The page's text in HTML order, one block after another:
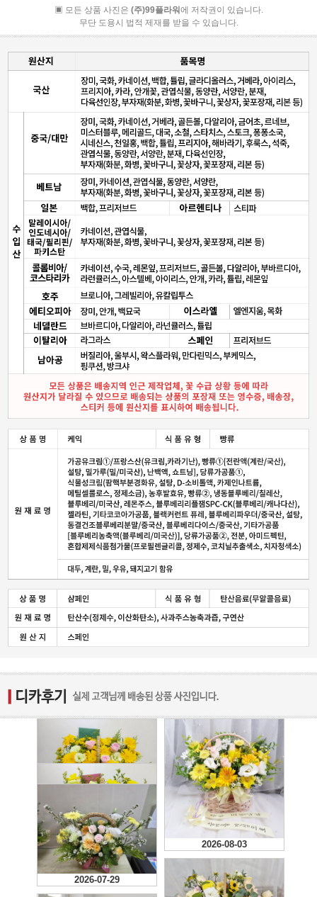
▣ 모든 상품 사진은 (주)99플라워에 저작권이 있습니다.
무단 도용시 법적 제재를 받을 수 있습니다.
2026-08-05
잘 받았다고 하네요 믿음의
99플라워입니다
2026-08-03
2026-07-29
2026-07-29